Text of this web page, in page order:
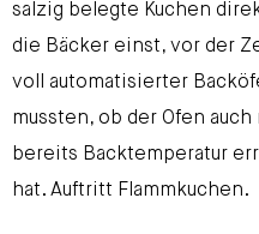
salzig belegte Kuchen
die Bäcker einst, vor der
voll automatisierter
mussten, ob der Ofen
bereits Backtemperatur
hat. Auftritt Flammkuchen.